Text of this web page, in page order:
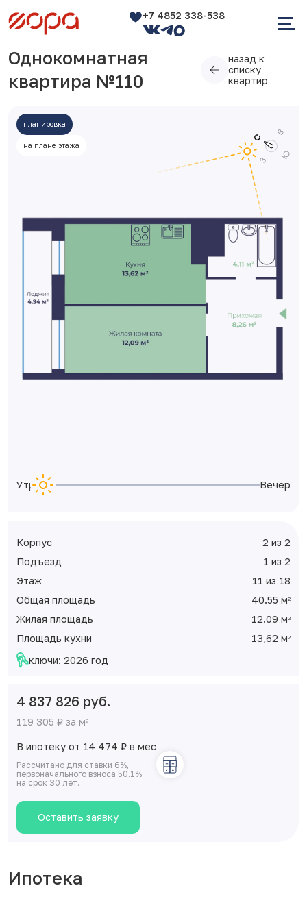
+7 4852 338-538
Однокомнатная
квартира №110
назад к
списку
квартир
планировка
на плане этажа
Утро Вечер
Корпус
2 из 2
Подъезд
1 из 2
Этаж
11 из 18
Общая площадь
40.55 м2
Жилая площадь 12.09 м2
Площадь кухни 13,62 м2
ключи: 2026 год
4 837 826 руб.
119 305 ₽ за м2
В ипотеку от 14 474 ₽ в мес
Рассчитано для ставки 6%,
первоначального взноса 50.1%
на срок 30 лет.
Оставить заявку
Ипотека